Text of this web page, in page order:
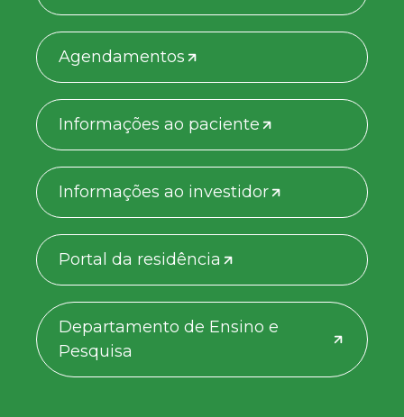
Agendamentos
Informações ao paciente
Informações ao investidor
Portal da residência
Departamento de Ensino e
Pesquisa